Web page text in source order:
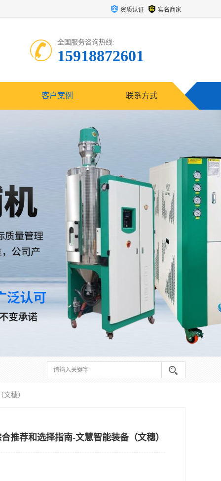
资质认证 实名商家
全国服务咨询热线:
15918872601
客户案例 联系方式
穗）
推荐和选择指南-文慧智能装备（文穗）